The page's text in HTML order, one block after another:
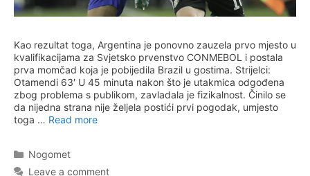
Kao rezultat toga, Argentina je ponovno zauzela prvo mjesto u
kvalifikacijama za Svjetsko prvenstvo CONMEBOL i postala
prva momčad koja je pobijedila Brazil u gostima. Strijelci:
Otamendi 63′ U 45 minuta nakon što je utakmica odgođena
zbog problema s publikom, zavladala je fizikalnost. Činilo se
da nijedna strana nije željela postići prvi pogodak, umjesto
toga … Read more
Categories
Nogomet
Leave a comment